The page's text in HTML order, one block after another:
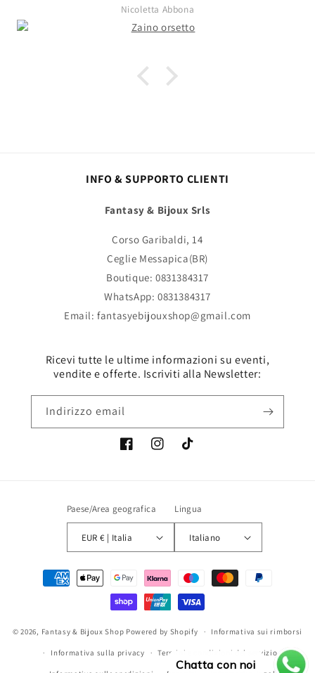
Nicoletta Abbona
INFO & SUPPORTO CLIENTI
Fantasy & Bijoux Srls
Corso Garibaldi, 14
Ceglie Messapica(BR)
Boutique: 0831384317
WhatsApp: 0831384317
Email: fantasyebijouxshop@gmail.com
Ricevi tutte le ultime informazioni su eventi,
vendite e offerte. Iscriviti alla Newsletter:
Indirizzo email
FacebookInstagramTikTok
Paese/Area geografica
EUR € | Italia
Lingua
Italiano
Metodi
© 2026, Fantasy & Bijoux Shop Powered by Shopify Informativa sui rimborsi
Informativa sulla privacy Termini e condizioni del servizio
Chatta con noi